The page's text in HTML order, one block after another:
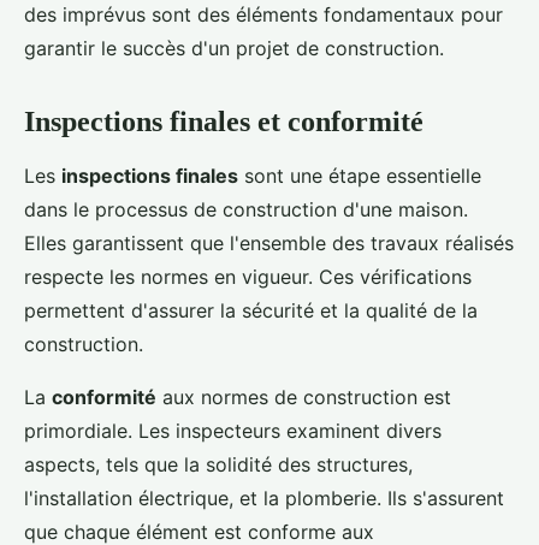
des imprévus sont des éléments fondamentaux pour
garantir le succès d'un projet de construction.
Inspections finales et conformité
Les inspections finales sont une étape essentielle
dans le processus de construction d'une maison.
Elles garantissent que l'ensemble des travaux réalisés
respecte les normes en vigueur. Ces vérifications
permettent d'assurer la sécurité et la qualité de la
construction.
La conformité aux normes de construction est
primordiale. Les inspecteurs examinent divers
aspects, tels que la solidité des structures,
l'installation électrique, et la plomberie. Ils s'assurent
que chaque élément est conforme aux